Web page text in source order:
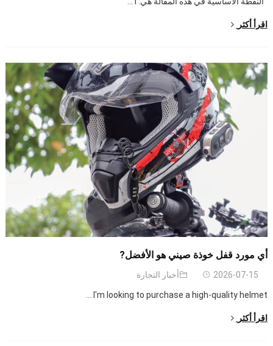
اقرأ أكثر
أي مورد قفل خوذة صيني هو الأفضل?
2026-07-15 أخبار التجارة
I'm looking to purchase a high-quality helmet
اقرأ أكثر